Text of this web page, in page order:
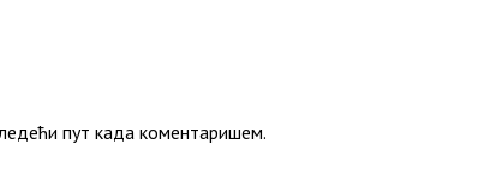
пут када коментаришем.